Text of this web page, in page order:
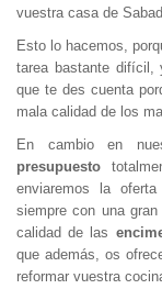
vuestra casa de
Esto lo hacemos,
tarea bastante difícil,
que te des cuenta
mala calidad de los
En cambio en
presupuesto
enviaremos la
siempre con una
calidad de las
que además, os
reformar vuestra